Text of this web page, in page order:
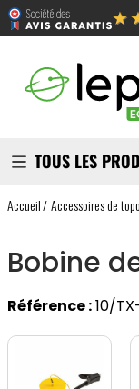
TOUS LES
Accueil Accessoires de
Bobine
Référence :10/